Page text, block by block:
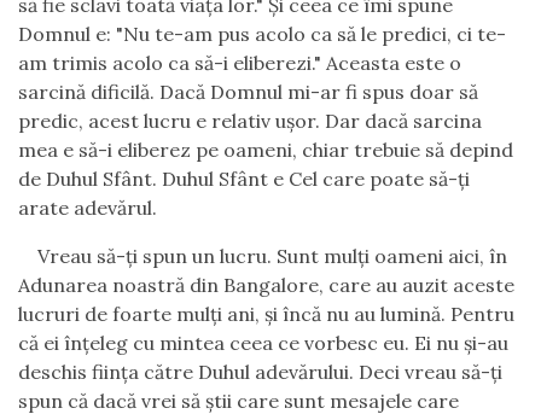
să fie sclavi toată viaţa lor." Şi ceea ce îmi spune
Domnul e: "Nu te-am pus acolo ca să le predici, ci te-
am trimis acolo ca să-i eliberezi." Aceasta este o
sarcină dificilă. Dacă Domnul mi-ar fi spus doar să
predic, acest lucru e relativ uşor. Dar dacă sarcina
mea e să-i eliberez pe oameni, chiar trebuie să depind
de Duhul Sfânt. Duhul Sfânt e Cel care poate să-ţi
arate adevărul.
Vreau să-ţi spun un lucru. Sunt mulţi oameni aici, în
Adunarea noastră din Bangalore, care au auzit aceste
lucruri de foarte mulţi ani, şi încă nu au lumină. Pentru
că ei înţeleg cu mintea ceea ce vorbesc eu. Ei nu şi-au
deschis fiinţa către Duhul adevărului. Deci vreau să-ţi
spun că dacă vrei să ştii care sunt mesajele care